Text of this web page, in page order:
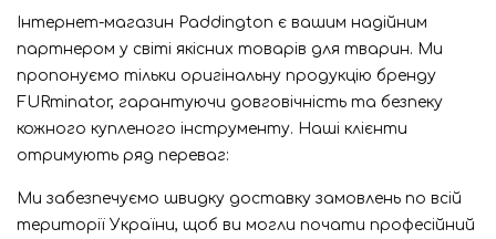
Інтернет-магазин Paddington є вашим надійним
партнером у світі якісних товарів для тварин. Ми
пропонуємо тільки оригінальну продукцію бренду
FURminator, гарантуючи довговічність та безпеку
кожного купленого інструменту. Наші клієнти
отримують ряд переваг:
Ми забезпечуємо швидку доставку замовлень по всій
території України, щоб ви могли почати професійний